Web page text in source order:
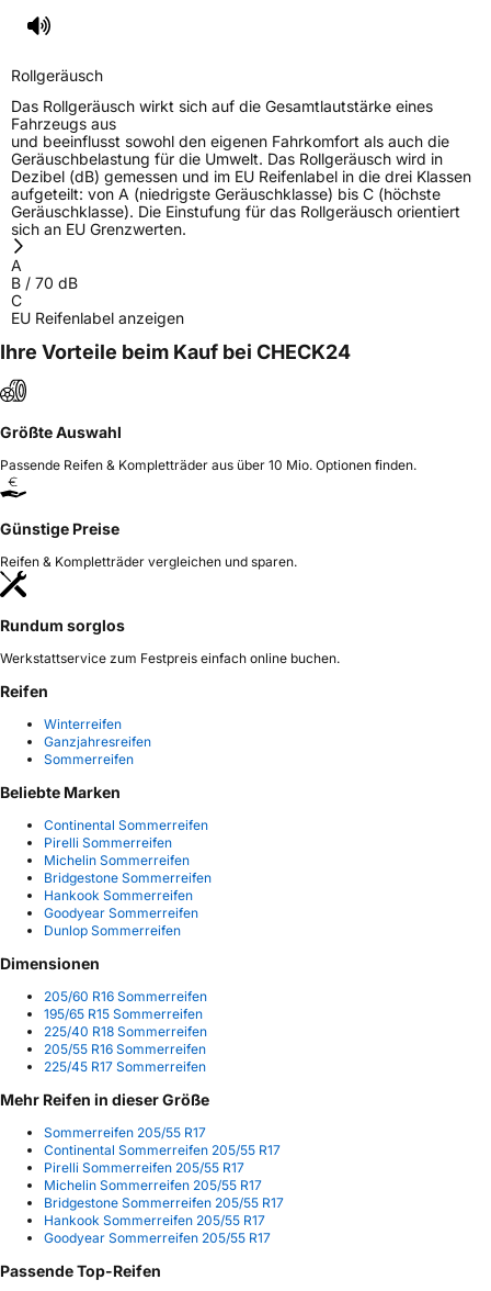
Rollgeräusch
Das Rollgeräusch wirkt sich auf die Gesamtlautstärke eines
Fahrzeugs aus
und beeinflusst sowohl den eigenen Fahrkomfort als auch die
Geräuschbelastung für die Umwelt. Das Rollgeräusch wird in
Dezibel (dB) gemessen und im EU Reifenlabel in die drei Klassen
aufgeteilt: von A (niedrigste Geräuschklasse) bis C (höchste
Geräuschklasse). Die Einstufung für das Rollgeräusch orientiert
sich an EU Grenzwerten.
A
B / 70 dB
C
EU Reifenlabel anzeigen
Ihre Vorteile beim Kauf bei CHECK24
Größte Auswahl
Passende Reifen & Kompletträder aus über 10 Mio. Optionen finden.
Günstige Preise
Reifen & Kompletträder vergleichen und sparen.
Rundum sorglos
Werkstattservice zum Festpreis einfach online buchen.
Reifen
Winterreifen
Ganzjahresreifen
Sommerreifen
Beliebte Marken
Continental Sommerreifen
Pirelli Sommerreifen
Michelin Sommerreifen
Bridgestone Sommerreifen
Hankook Sommerreifen
Goodyear Sommerreifen
Dunlop Sommerreifen
Dimensionen
205/60 R16 Sommerreifen
195/65 R15 Sommerreifen
225/40 R18 Sommerreifen
205/55 R16 Sommerreifen
225/45 R17 Sommerreifen
Mehr Reifen in dieser Größe
Sommerreifen 205/55 R17
Continental Sommerreifen 205/55 R17
Pirelli Sommerreifen 205/55 R17
Michelin Sommerreifen 205/55 R17
Bridgestone Sommerreifen 205/55 R17
Hankook Sommerreifen 205/55 R17
Goodyear Sommerreifen 205/55 R17
Passende Top-Reifen